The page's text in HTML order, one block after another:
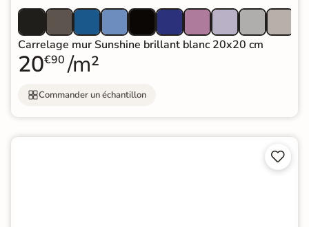
Carrelage mur Sunshine brillant blanc 20x20 cm
20€90 /m²
Commander un échantillon

